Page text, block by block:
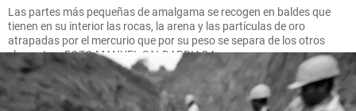
Las partes más pequeñas de amalgama se recogen en baldes que
tienen en su interior las rocas, la arena y las partículas de oro
atrapadas por el mercurio que por su peso se separa de los otros
elementos. FOTO MANUEL SALDARRIAGA